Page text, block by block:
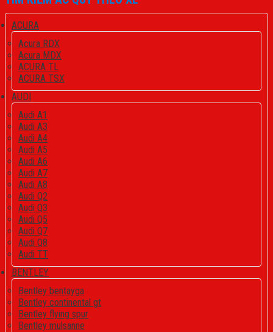
ACURA
Acura RDX
Acura MDX
ACURA TL
ACURA TSX
AUDI
Audi A1
Audi A3
Audi A4
Audi A5
Audi A6
Audi A7
Audi A8
Audi Q2
Audi Q3
Audi Q5
Audi Q7
Audi Q8
Audi TT
BENTLEY
Bentley bentayga
Bentley continental gt
Bentley flying spur
Bentley mulsanne